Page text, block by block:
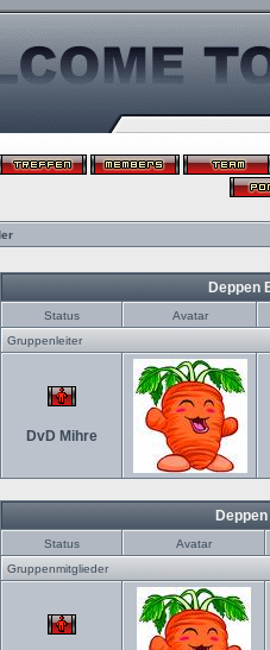
Deppen
Status
Avatar
Gruppenleiter
DvD Mihre
Status
Avatar
Gruppenmitglieder